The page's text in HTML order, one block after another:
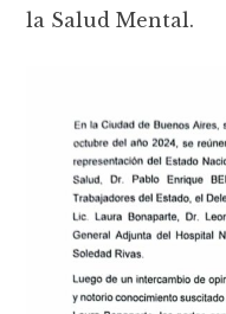
la Salud Mental.